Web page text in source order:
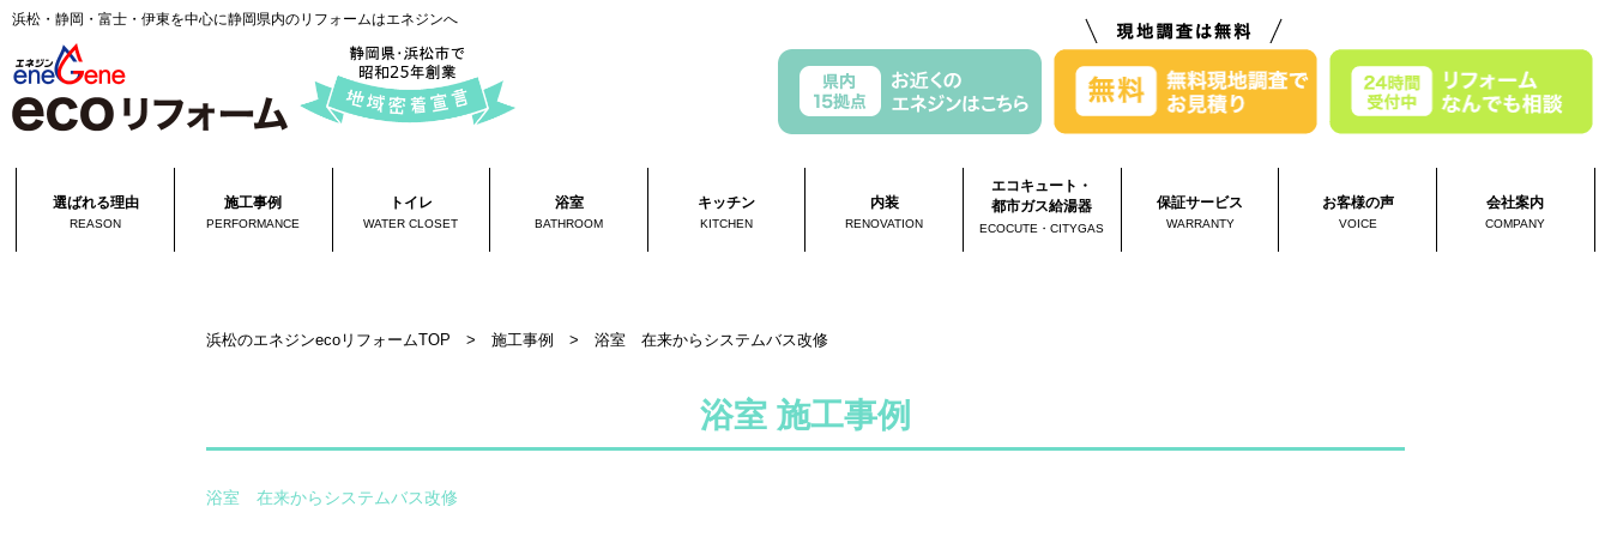
浜松・静岡・富士・伊東を中心に静岡県内のリフォームはエネジンへ
選ばれる理由
REASON
施工事例
PERFORMANCE
トイレ
WATER CLOSET
浴室
BATHROOM
キッチン
KITCHEN
内装
RENOVATION
エコキュート・
都市ガス給湯器
ECOCUTE・CITYGAS
保証サービス
WARRANTY
お客様の声
VOICE
会社案内
COMPANY
浜松のエネジンecoリフォームTOP > 施工事例 > 浴室 在来からシステムバス改修
浴室 施工事例
浴室 在来からシステムバス改修